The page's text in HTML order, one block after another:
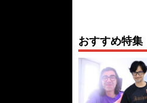
おすすめ特集